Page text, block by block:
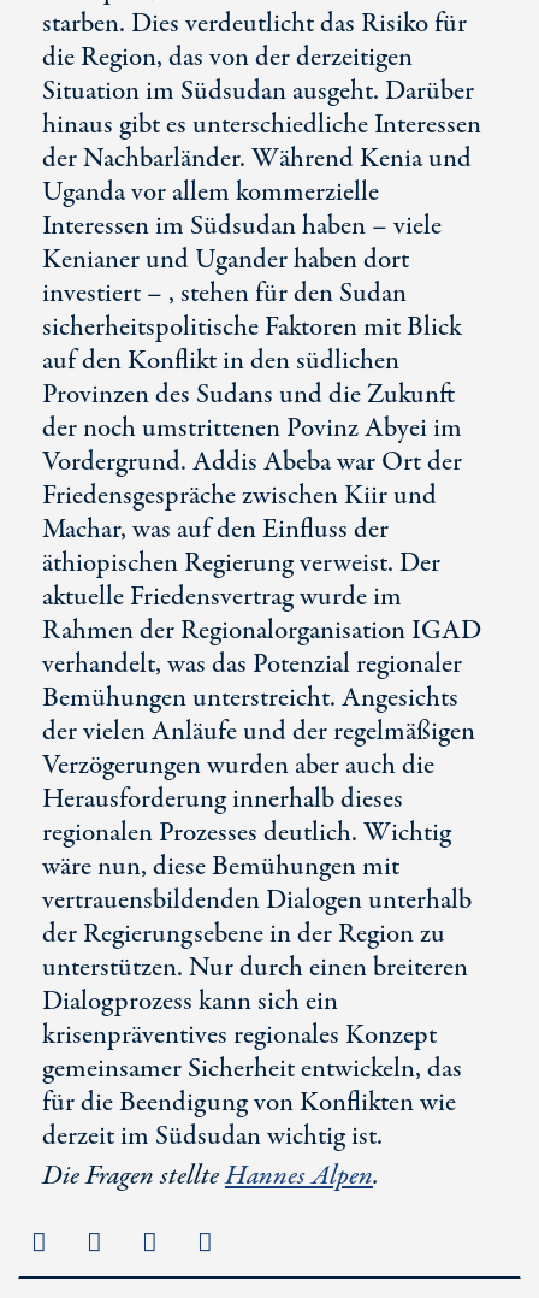
starben. Dies verdeutlicht das Risiko für
die Region, das von der derzeitigen
Situation im Südsudan ausgeht. Darüber
hinaus gibt es unterschiedliche Interessen
der Nachbarländer. Während Kenia und
Uganda vor allem kommerzielle
Interessen im Südsudan haben – viele
Kenianer und Ugander haben dort
investiert – , stehen für den Sudan
sicherheitspolitische Faktoren mit Blick
auf den Konflikt in den südlichen
Provinzen des Sudans und die Zukunft
der noch umstrittenen Povinz Abyei im
Vordergrund. Addis Abeba war Ort der
Friedensgespräche zwischen Kiir und
Machar, was auf den Einfluss der
äthiopischen Regierung verweist. Der
aktuelle Friedensvertrag wurde im
Rahmen der Regionalorganisation IGAD
verhandelt, was das Potenzial regionaler
Bemühungen unterstreicht. Angesichts
der vielen Anläufe und der regelmäßigen
Verzögerungen wurden aber auch die
Herausforderung innerhalb dieses
regionalen Prozesses deutlich. Wichtig
wäre nun, diese Bemühungen mit
vertrauensbildenden Dialogen unterhalb
der Regierungsebene in der Region zu
unterstützen. Nur durch einen breiteren
Dialogprozess kann sich ein
krisenpräventives regionales Konzept
gemeinsamer Sicherheit entwickeln, das
für die Beendigung von Konflikten wie
derzeit im Südsudan wichtig ist.
Die Fragen stellteHannes Alpen.